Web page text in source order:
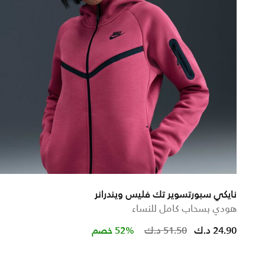
نايكي سبورتسوير تك فليس ويندرانر
هودي بسحاب كامل للنساء
Price reduced
51.50 د.ك to
24.90 د.ك 52% خصم